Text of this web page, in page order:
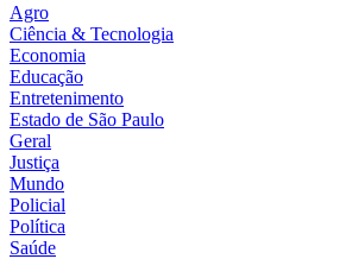
Agro
Ciência & Tecnologia
Economia
Educação
Entretenimento
Estado de São Paulo
Geral
Justiça
Mundo
Policial
Política
Saúde